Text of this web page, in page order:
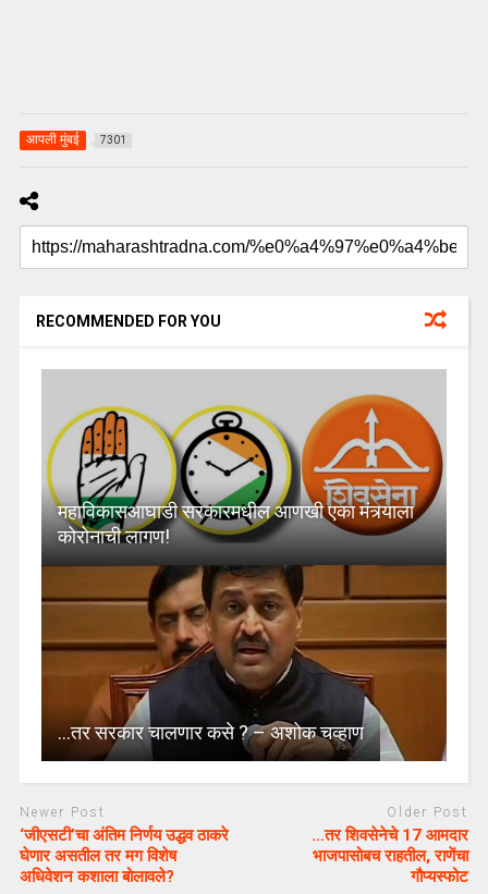
आपली मुंबई 7301
RECOMMENDED FOR YOU
महाविकासआघाडी सरकारमधील आणखी एका मंत्र्याला
कोरोनाची लागण!
…तर सरकार चालणार कसे ? – अशोक चव्हाण
Newer Post
‘जीएसटी’चा अंतिम निर्णय उद्धव ठाकरे
घेणार असतील तर मग विशेष
अधिवेशन कशाला बोलावले?
Older Post
…तर शिवसेनेचे 17 आमदार
भाजपासोबच राहतील, राणेंचा
गौप्यस्फोट